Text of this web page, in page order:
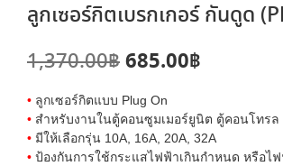
ลูกเซอร์กิตเบรกเกอร์ กันดูด
1,370.00฿Original
price
was:
1,370.00฿.
685.00฿
is:
685.00฿.
• ลูกเซอร์กิตแบบ Plug On
• สำหรับงานในตู้คอนซูมเมอร์ยูนิต ตู้คอนโทรล
• มีให้เลือกรุ่น 10A, 16A, 20A, 32A
• ป้องกันการใช้กระแสไฟฟ้าเกินกำหนด หรือไ